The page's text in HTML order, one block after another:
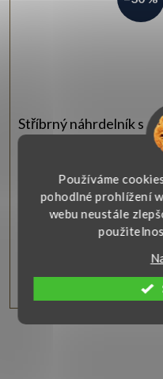
Používáme
pohodlné prohlížení
webu neustále
Stříbrný náhrdelník s
andílkem
707 Kč
Zobrazit
andílkem o rozměru 10 × 13
mm, zdobený bílým
syntetickým zirkonem a
vyrobený ze stříbra 925/1000
s lesklou rhodiovanou